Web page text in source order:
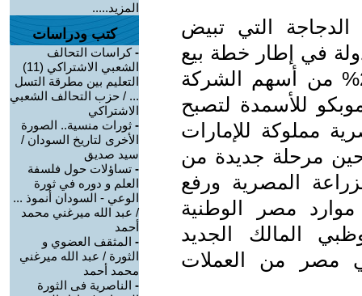
الدجاجة التي تبيض
في إطار خطة بيع
المشروعات المنتجة ببيع نسبة 21.5% من أسهم الشركة
من شركة موبكو للأسمدة لتصبح
مملوكة للإمارات
مرحلة جديدة من
المصرية ورفع
موارد مصر الوطنية
المالك الجديد
مصر من العملات
المزيد.....
كتب ودراسات
-كراسات التحالف
الشعبي الاشتراكي (11)
التعليم بين مطرقة التسل
... / حزب التحالف الشعبي
الاشتراكي
- ثورات منسية.. الصورة
الأخرى لتاريخ السودان /
سيد صديق
- تساؤلات حول فلسفة
العلم و دوره في ثورة
الوعي - السودان أنموذ ...
/ عبد الله ميرغني محمد
أحمد
- المثقف العضوي و
الثورة / عبد الله ميرغني
محمد أحمد
- الناصرية فى الثورة